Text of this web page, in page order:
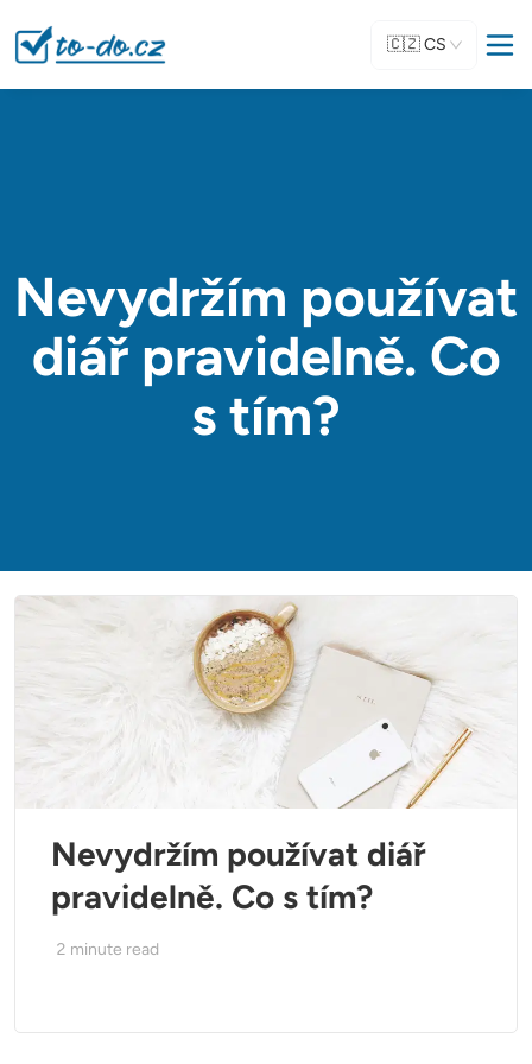
🇨🇿CS
Nevydržím používat
diář pravidelně. Co
s tím?
Nevydržím používat diář
pravidelně. Co s tím?
2 minute read